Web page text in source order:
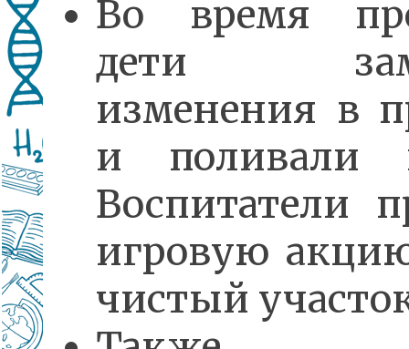
Во время
дети
изменения в
и поливали
Воспитатели
игровую
чистый